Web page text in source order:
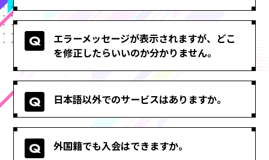
エラーメッセージが表示されますが、どこ
を修正したらいいのか分かりません。
日本語以外でのサービスはありますか。
外国籍でも入会はできますか。